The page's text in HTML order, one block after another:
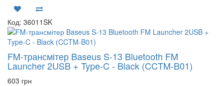
Код: 36011SK
FM-трансмітер Baseus S-13 Bluetooth FM
Launcher 2USB + Type-C - Black (CCTM-B01)
603 грн